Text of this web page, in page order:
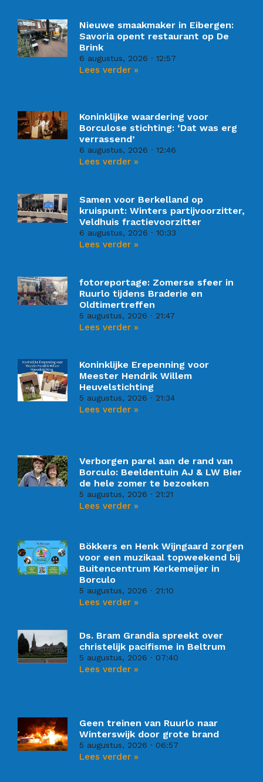
Nieuwe smaakmaker in Eibergen:
Savoria opent restaurant op De
Brink
6 augustus, 2026 12:57
Lees verder »
Koninklijke waardering voor
Borculose stichting: ‘Dat was erg
verrassend’
6 augustus, 2026 12:46
Lees verder »
Samen voor Berkelland op
kruispunt: Winters partijvoorzitter,
Veldhuis fractievoorzitter
6 augustus, 2026 10:33
Lees verder »
fotoreportage: Zomerse sfeer in
Ruurlo tijdens Braderie en
Oldtimertreffen
5 augustus, 2026 21:47
Lees verder »
Koninklijke Erepenning voor
Meester Hendrik Willem
Heuvelstichting
5 augustus, 2026 21:34
Lees verder »
Verborgen parel aan de rand van
Borculo: Beeldentuin AJ & LW Bier
de hele zomer te bezoeken
5 augustus, 2026 21:21
Lees verder »
Bökkers en Henk Wijngaard zorgen
voor een muzikaal topweekend bij
Buitencentrum Kerkemeijer in
Borculo
5 augustus, 2026 21:10
Lees verder »
Ds. Bram Grandia spreekt over
christelijk pacifisme in Beltrum
5 augustus, 2026 07:40
Lees verder »
Geen treinen van Ruurlo naar
Winterswijk door grote brand
5 augustus, 2026 06:57
Lees verder »